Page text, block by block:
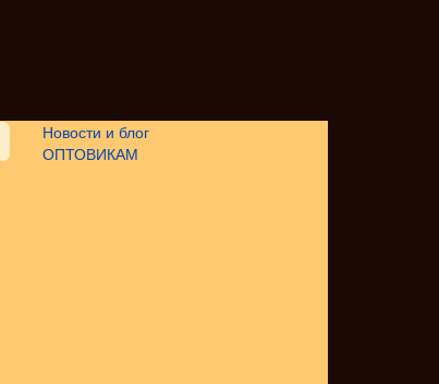
Новости и блог
ОПТОВИКАМ